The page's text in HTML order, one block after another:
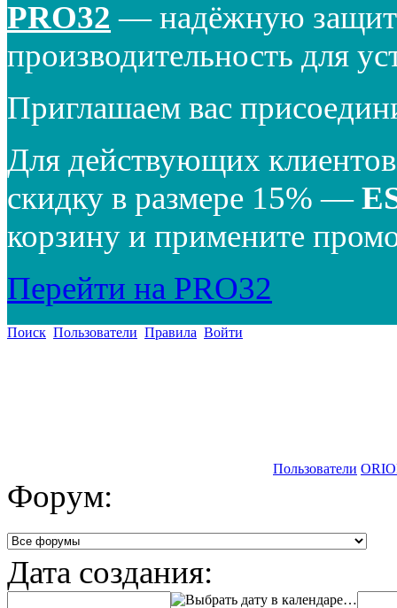
PRO32 — надёжную
производительность для
Приглашаем вас
Для действующих
скидку в размере 15% —
корзину и примените
Перейти на PRO32
Поиск Пользователи Правила Войти
Пользователи
Форум:
Дата создания:
…